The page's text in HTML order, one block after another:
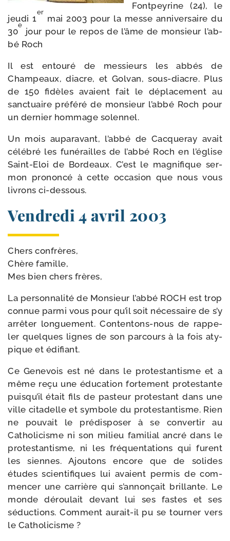
Fontpeyrine (24), le
jeu­di 1
er
mai 2003 pour la messe anni­ver­saire du
30
e
jour pour le repos de l’âme de mon­sieur l’ab­
bé Roch
Il est entou­ré de mes­sieurs les abbés de
Champeaux, diacre, et Golvan, sous-​diacre. Plus
de 150 fidèles avaient fait le dépla­ce­ment au
sanc­tuaire pré­fé­ré de mon­sieur l’ab­bé Roch pour
un der­nier hom­mage solennel.
Un mois aupa­ra­vant, l’ab­bé de Cacqueray avait
célé­bré les funé­railles de l’ab­bé Roch en l’é­glise
Saint-​Eloi de Bordeaux. C’est le magni­fique ser­
mon pro­non­cé à cette occa­sion que nous vous
livrons ci-dessous.
Vendredi 4 avril 2003
Chers confrères,
Chère famille,
Mes bien chers frères,
La per­son­na­li­té de Monsieur l’ab­bé ROCH est trop
connue par­mi vous pour qu’il soit néces­saire de s’y
arrê­ter lon­gue­ment. Contentons-​nous de rap­pe­
ler quelques lignes de son par­cours à la fois aty­
pique et édifiant.
Ce Genevois est né dans le pro­tes­tan­tisme et a
même reçu une édu­ca­tion for­te­ment pro­tes­tante
puis­qu’il était fils de pas­teur pro­tes­tant dans une
ville cita­delle et sym­bole du pro­tes­tan­tisme. Rien
ne pou­vait le pré­dis­po­ser à se conver­tir au
Catholicisme ni son milieu fami­lial ancré dans le
pro­tes­tan­tisme, ni les fré­quen­ta­tions qui furent
les siennes. Ajoutons encore que de solides
études scien­ti­fiques lui avaient per­mis de com­
men­cer une car­rière qui s’an­non­çait brillante. Le
monde dérou­lait devant lui ses fastes et ses
séduc­tions. Comment aurait-​il pu se tour­ner vers
le Catholicisme ?